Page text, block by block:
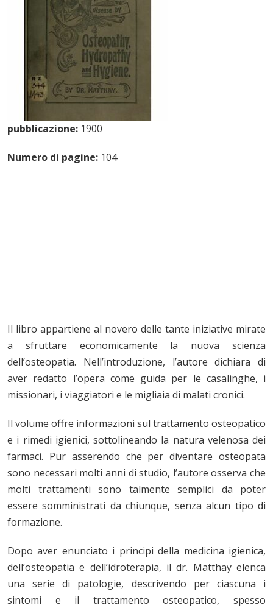
pubblicazione: 1900
Numero di pagine: 104
Il libro appartiene al novero delle tante iniziative mirate
a sfruttare economicamente la nuova scienza
dell’osteopatia. Nell’introduzione, l’autore dichiara di
aver redatto l’opera come guida per le casalinghe, i
missionari, i viaggiatori e le migliaia di malati cronici.
Il volume offre informazioni sul trattamento osteopatico
e i rimedi igienici, sottolineando la natura velenosa dei
farmaci. Pur asserendo che per diventare osteopata
sono necessari molti anni di studio, l’autore osserva che
molti trattamenti sono talmente semplici da poter
essere somministrati da chiunque, senza alcun tipo di
formazione.
Dopo aver enunciato i principi della medicina igienica,
dell’osteopatia e dell’idroterapia, il dr. Matthay elenca
una serie di patologie, descrivendo per ciascuna i
sintomi e il trattamento osteopatico, spesso